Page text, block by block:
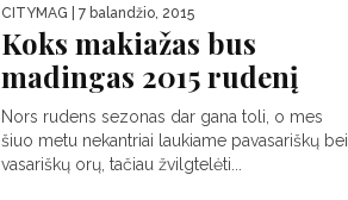
CITYMAG | 7 balandžio, 2015
Koks makiažas bus
madingas 2015 rudenį
Nors rudens sezonas dar gana toli, o mes
šiuo metu nekantriai laukiame pavasariškų bei
vasariškų orų, tačiau žvilgtelėti...